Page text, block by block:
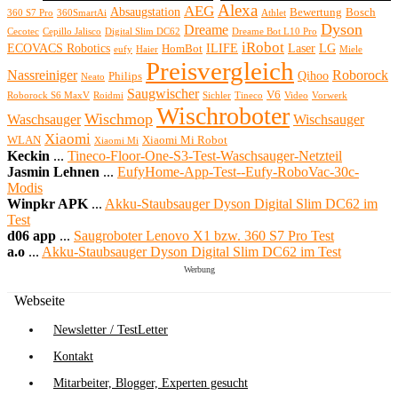
360 S7 Pro 360SmartAi Absaugstation AEG Alexa Athlet Bewertung Bosch
Cecotec Cepillo Jalisco Digital Slim DC62 Dreame Dreame Bot L10 Pro Dyson
ECOVACS Robotics eufy Haier HomBot ILIFE iRobot Laser LG Miele
Nassreiniger Neato Philips Preisvergleich Qihoo Roborock
Roborock S6 MaxV Roidmi Saugwischer Sichler Tineco V6 Video Vorwerk
Waschsauger Wischmop Wischroboter Wischsauger
WLAN Xiaomi Xiaomi Mi Xiaomi Mi Robot
Keckin ... Tineco-Floor-One-S3-Test-Waschsauger-Netzteil
Jasmin Lehnen ... EufyHome-App-Test--Eufy-RoboVac-30c-
Modis
Winpkr APK ... Akku-Staubsauger Dyson Digital Slim DC62 im
Test
d06 app ... Saugroboter Lenovo X1 bzw. 360 S7 Pro Test
a.o ... Akku-Staubsauger Dyson Digital Slim DC62 im Test
Werbung
Webseite
Newsletter / TestLetter
Kontakt
Mitarbeiter, Blogger, Experten gesucht